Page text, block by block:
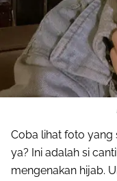
Coba lihat foto yang
ya? Ini adalah si
mengenakan hijab.